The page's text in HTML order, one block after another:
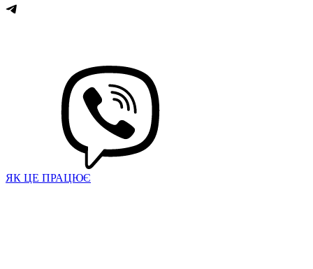
ЯК ЦЕ ПРАЦЮЄ